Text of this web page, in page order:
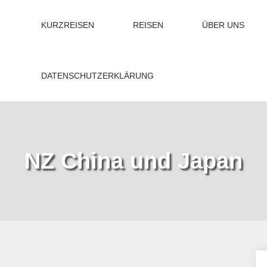
KURZREISEN REISEN ÜBER UNS
DATENSCHUTZERKLÄRUNG
NZ China und Japan